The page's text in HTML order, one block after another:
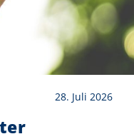
28. Juli 2026